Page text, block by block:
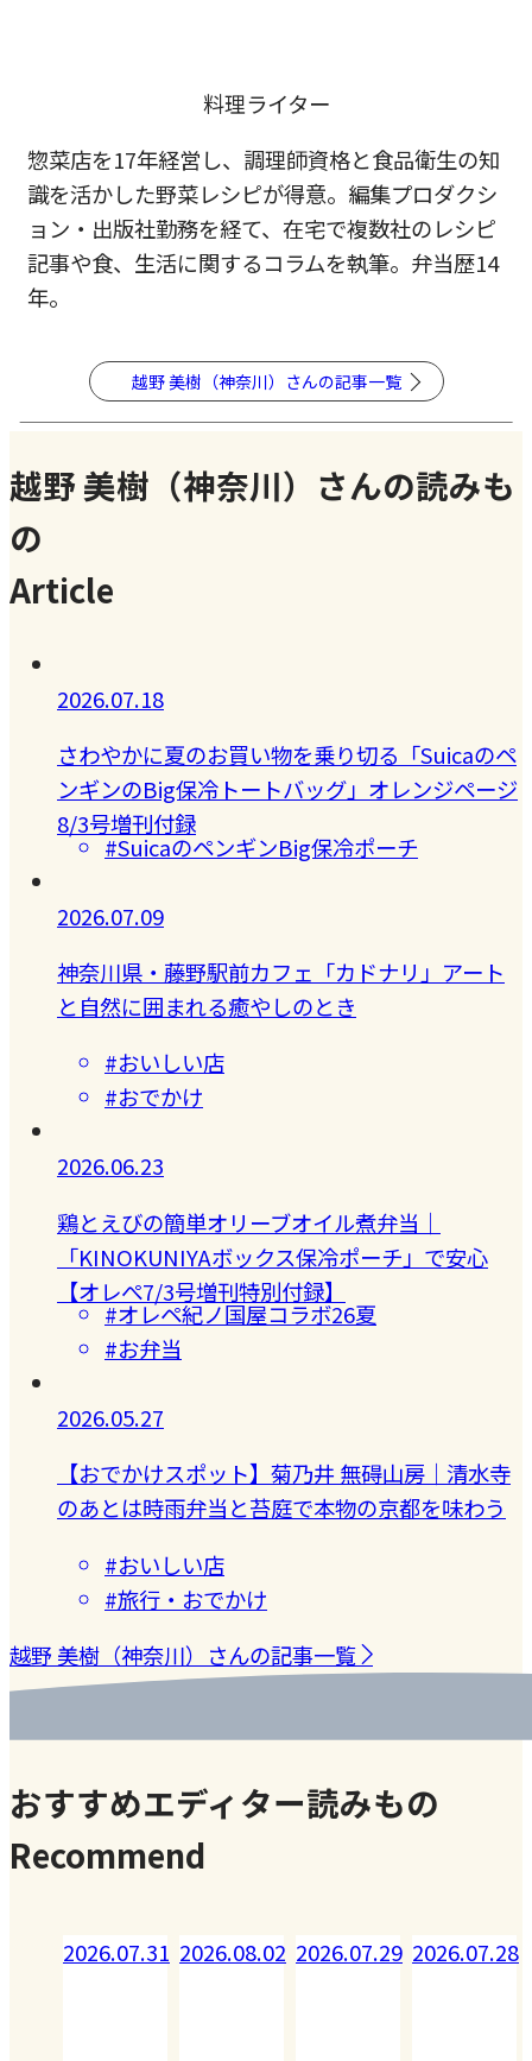
料理ライター
惣菜店を17年経営し、調理師資格と食品衛生の知
識を活かした野菜レシピが得意。編集プロダクシ
ョン・出版社勤務を経て、在宅で複数社のレシピ
記事や食、生活に関するコラムを執筆。弁当歴14
年。
越野 美樹（神奈川）さんの記事一覧
越野 美樹（神奈川）さんの読みも
の
Article
2026.07.18
さわやかに夏のお買い物を乗り切る「Suicaのペ
ンギンのBig保冷トートバッグ」オレンジページ
8/3号増刊付録
#SuicaのペンギンBig保冷ポーチ
2026.07.09
神奈川県・藤野駅前カフェ「カドナリ」アート
と自然に囲まれる癒やしのとき
#おいしい店
#おでかけ
2026.06.23
鶏とえびの簡単オリーブオイル煮弁当｜
「KINOKUNIYAボックス保冷ポーチ」で安心
【オレぺ7/3号増刊特別付録】
#オレペ紀ノ国屋コラボ26夏
#お弁当
2026.05.27
【おでかけスポット】菊乃井 無碍山房｜清水寺
のあとは時雨弁当と苔庭で本物の京都を味わう
#おいしい店
#旅行・おでかけ
越野 美樹（神奈川）さんの記事一覧
おすすめエディター読みもの
Recommend
2026.07.31 2026.08.02 2026.07.29 2026.07.28